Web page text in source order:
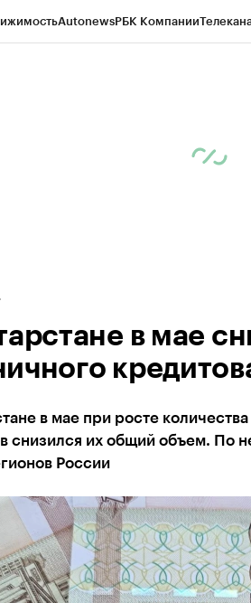
AutonewsРБК Компании
в мае
в мае при росте
снизился их общий объем. По
России